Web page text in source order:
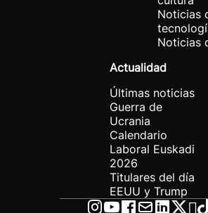
Noticias
Noticias
Actualidad
Últimas noticias
Guerra de
Ucrania
Calendario
Laboral Euskadi
2026
Titulares del día
EEUU y Trump